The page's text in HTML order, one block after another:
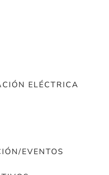
ELÉCTRICA
EVENTOS